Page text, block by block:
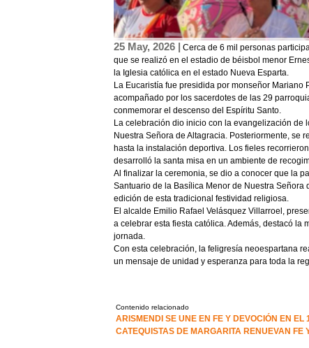
25 May, 2026 | Cerca de 6 mil personas
que se realizó en el estadio de béisbol menor
la Iglesia católica en el estado Nueva Esparta.
La Eucaristía fue presidida por monseñor
acompañado por los sacerdotes de las 29
conmemorar el descenso del Espíritu Santo.
La celebración dio inicio con la evangelización de
Nuestra Señora de Altagracia. Posteriormente, se
hasta la instalación deportiva. Los fieles
desarrolló la santa misa en un ambiente de
Al finalizar la ceremonia, se dio a conocer que la
Santuario de la Basílica Menor de Nuestra
edición de esta tradicional festividad religiosa.
El alcalde Emilio Rafael Velásquez Villarroel,
a celebrar esta fiesta católica. Además, destacó
jornada.
Con esta celebración, la feligresía neoespartana
un mensaje de unidad y esperanza para toda la
Contenido relacionado
ARISMENDI SE UNE EN FE Y DEVOCIÓN EN EL
CATEQUISTAS DE MARGARITA RENUEVAN